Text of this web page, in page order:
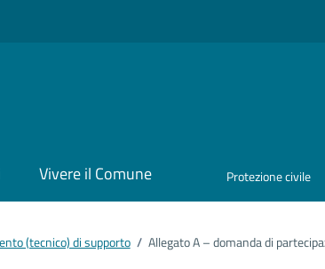
Vivere il Comune Protezione civile
(tecnico) di supporto / Allegato A – domanda di